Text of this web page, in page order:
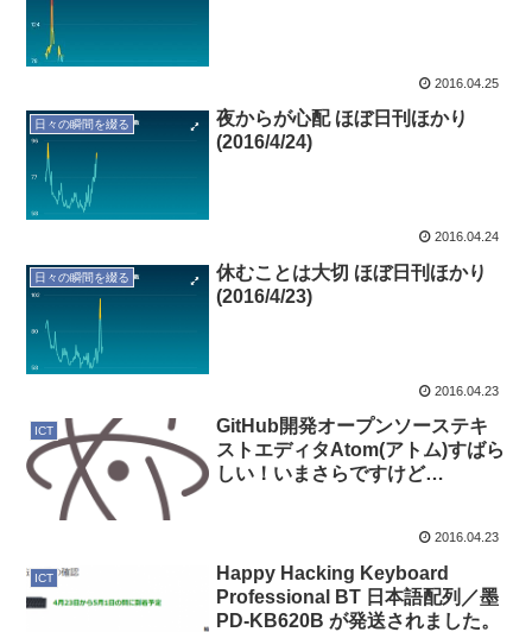
2016.04.25
日々の瞬間を綴る
夜からが心配 ほぼ日刊ほかり
(2016/4/24)
2016.04.24
日々の瞬間を綴る
休むことは大切 ほぼ日刊ほかり
(2016/4/23)
2016.04.23
ICT
GitHub開発オープンソーステキ
ストエディタAtom(アトム)すばら
しい！いまさらですけど…
2016.04.23
ICT
Happy Hacking Keyboard
Professional BT 日本語配列／墨
PD-KB620B が発送されました。